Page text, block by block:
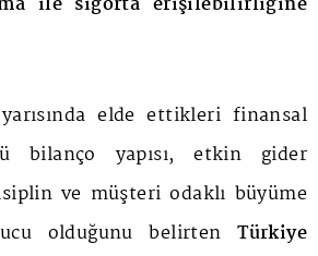
elde ettikleri finansal
bilanço yapısı, etkin gider
ve müşteri odaklı büyüme
olduğunu belirtenTürkiye